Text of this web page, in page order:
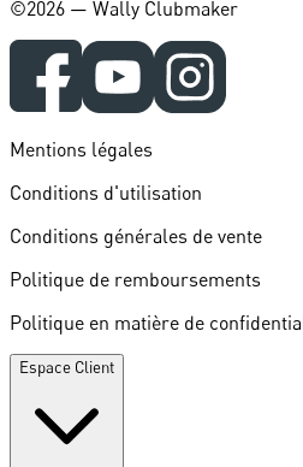
©️2026 — Wally Clubmaker
Mentions légales
Conditions d'utilisation
Conditions générales de vente
Politique de remboursements
Politique en matière de
Espace Client